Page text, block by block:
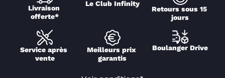
Livraison
offerte*
Le Club Infinity
Retours sous 15
jours
Service après
vente
Meilleurs prix
garantis
Boulanger Drive